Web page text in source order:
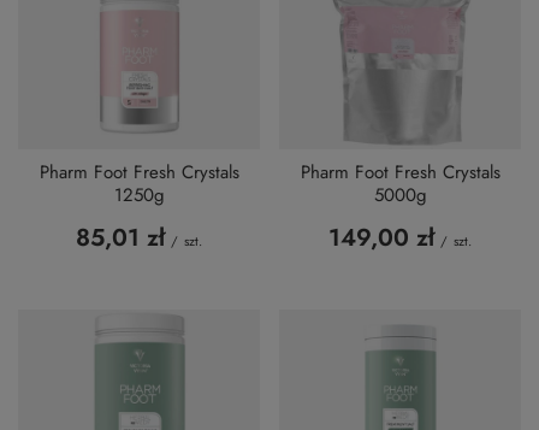
Pharm Foot Fresh Crystals
1250g
85,01 zł / szt.
Pharm Foot Fresh Crystals
5000g
149,00 zł / szt.